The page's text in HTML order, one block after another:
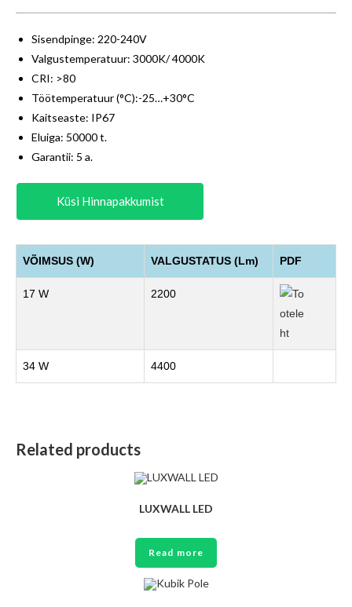
Sisendpinge: 220-240V
Valgustemperatuur: 3000K/ 4000K
CRI: >80
Töötemperatuur (°C):-25…+30°C
Kaitseaste: IP67
Eluiga: 50000 t.
Garantii: 5 a.
Küsi Hinnapakkumist
VÕIMSUS (W) VALGUSTATUS (Lm) PDF
17 W 2200
34 W 4400
Related products
LUXWALL LED
Read more